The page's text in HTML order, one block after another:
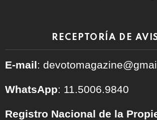
RECEPTORÍA DE
E-mail:
WhatsApp: 11.5006.9840
Registro Nacional de la